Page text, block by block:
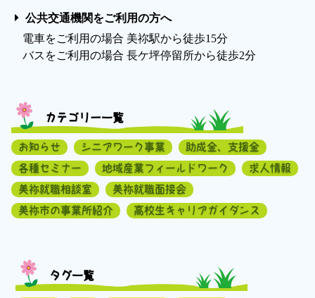
公共交通機関をご利用の方へ
電車をご利用の場合 美祢駅から徒歩15分
バスをご利用の場合 長ケ坪停留所から徒歩2分
カテゴリー一覧
お知らせ シニアワーク事業
助成金、支援金
各種セミナー
地域産業フィールドワーク
求人情報
美祢就職相談室
美祢就職面接会
美祢市の事業所紹介
高校生キャリアガイダンス
タグ一覧